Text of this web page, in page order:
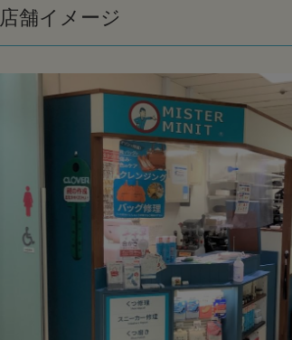
店舗イメージ